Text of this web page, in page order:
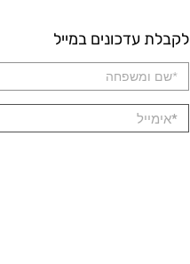
לקבלת עדכונים במייל